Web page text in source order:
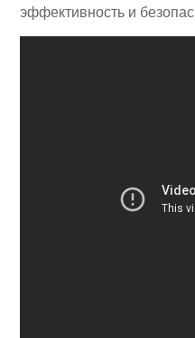
эффективность и